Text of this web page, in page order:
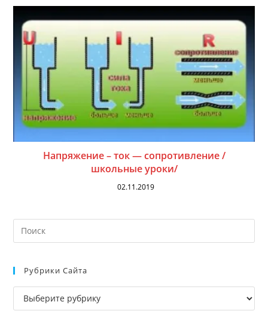
Напряжение – ток — сопротивление /
школьные уроки/
02.11.2019
Рубрики Сайта
Рубрики
сайта